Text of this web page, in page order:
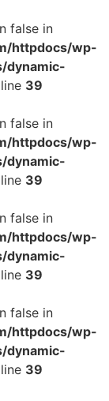
false in
httpdocs/wp-
dynamic-
39
false in
httpdocs/wp-
dynamic-
39
false in
httpdocs/wp-
dynamic-
39
false in
httpdocs/wp-
dynamic-
39